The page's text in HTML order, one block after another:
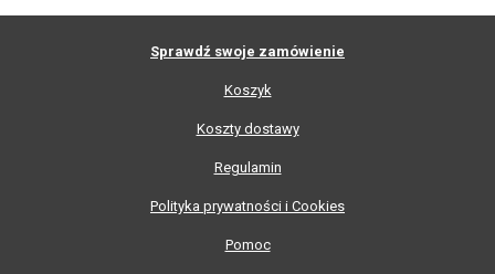
Sprawdź swoje zamówienie
Koszyk
Koszty dostawy
Regulamin
Polityka prywatności i Cookies
Pomoc